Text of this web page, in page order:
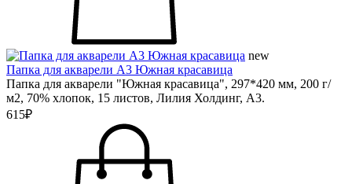
new
Папка для акварели А3 Южная красавица
Папка для акварели "Южная красавица", 297*420 мм, 200 г/
м2, 70% хлопок, 15 листов, Лилия Холдинг, А3.
615₽